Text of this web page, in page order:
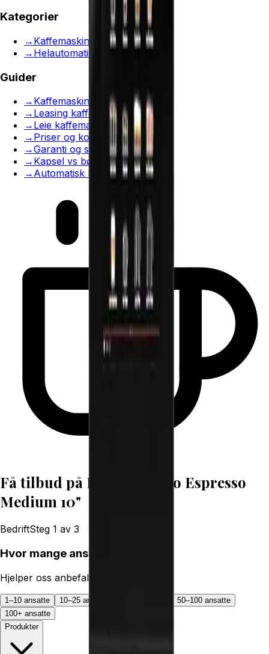
Kategorier
→ Kaffemaskiner med kvern
→ Helautomatisk kaffemaskin
Guider
→ Kaffemaskin til bedrift
→ Leasing kaffemaskin
→ Leie kaffemaskin
→ Priser og kostnader
→Garanti og service
→ Kapsel vs bønnemaskin
→ Automatisk kaffemaskin
Få tilbud på ETNA Dorado Espresso
Medium 10"
BedriftSteg 1 av 3
Hvor mange ansatte har dere?
Hjelper oss anbefale riktig maskin.
1–10 ansatte 10–25 ansatte
50–100 ansatte
100+ ansatte
Produkter